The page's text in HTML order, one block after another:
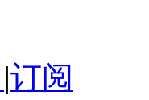
|订阅